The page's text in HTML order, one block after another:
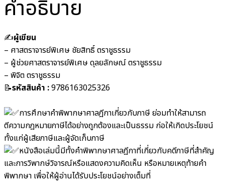
คำอธิบาย
✍️ผู้เขียน
– ศาสตราจารย์พิเศษ ชัยสิทธิ์ ตราชูธรรม
– ผู้ช่วยศาสตราจารย์พิเศษ ดุลยลักษณ์ ตราชูธรรม
– พิจิต ตราชูธรรม
📝รหัสสินค้า :9786163025326
การศึกษาคำพิพากษาศาลฎีกาเกี่ยวกับภาษี ย่อมทำให้สามารถ
ตีความกฎหมายภาษีได้อย่างถูกต้องและเป็นธรรม ก่อให้เกิดประโยชน์
ทั้งแก่ผู้เสียภาษีและผู้จัดเก็บภาษี
หนังสือเล่มนี้มีทั้งคำพิพากษาศาลฎีกาที่เกี่ยวกับคดีภาษีที่สำคัญ
และการวิพากษ์วิจารณ์หรือแสดงความคิดเห็น หรือหมายเหตุท้ายคำ
พิพากษา เพื่อให้ผู้อ่านได้รับประโยชน์อย่างเต็มที่